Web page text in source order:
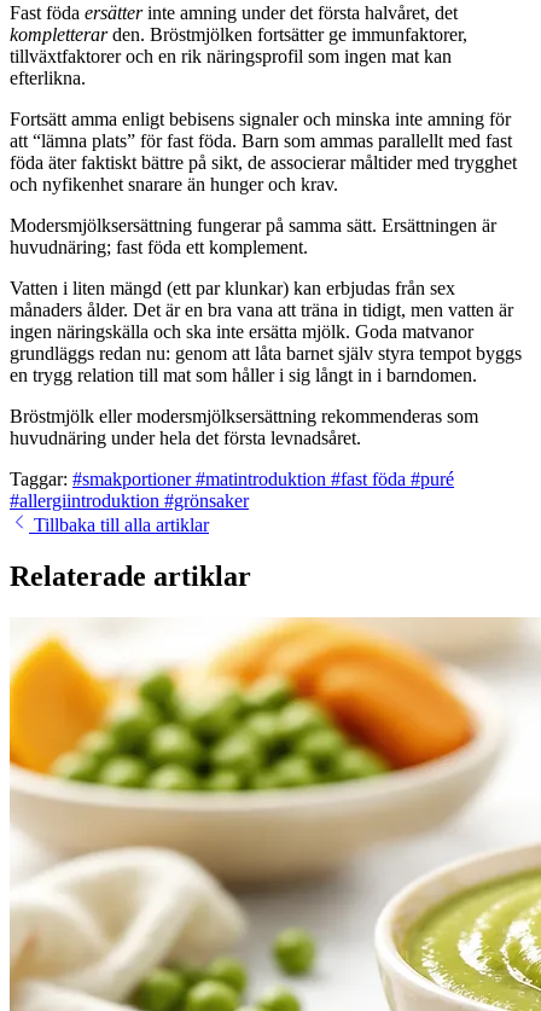
Fast föda ersätterinte amning under det första halvåret, det
kompletterarden. Bröstmjölken fortsätter ge immunfaktorer,
tillväxtfaktorer och en rik näringsprofil som ingen mat kan
efterlikna.
Fortsätt amma enligt bebisens signaler och minska inte amning för
att “lämna plats” för fast föda. Barn som ammas parallellt med fast
föda äter faktiskt bättre på sikt, de associerar måltider med trygghet
och nyfikenhet snarare än hunger och krav.
Modersmjölksersättning fungerar på samma sätt. Ersättningen är
huvud­näring; fast föda ett komplement.
Vatten i liten mängd (ett par klunkar) kan erbjudas från sex
månaders ålder. Det är en bra vana att träna in tidigt, men vatten är
ingen näringskälla och ska inte ersätta mjölk. Goda matvanor
grundläggs redan nu: genom att låta barnet själv styra tempot byggs
en trygg relation till mat som håller i sig långt in i barndomen.
Bröstmjölk eller modersmjölksersättning rekommenderas som
huvud­näring under hela det första levnadsåret.
Taggar: #smakportioner#matintroduktion #fast föda #puré
#allergiintroduktion #grönsaker
Tillbaka till alla artiklar
Relaterade artiklar